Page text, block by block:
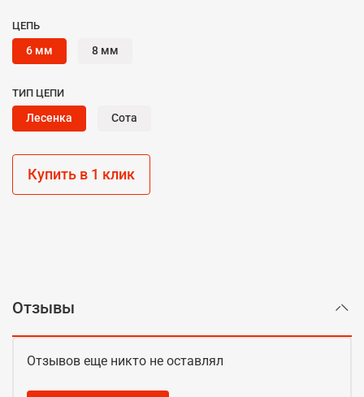
Купить в 1 клик
ЦЕПЬ
6 мм 8 мм
ТИП ЦЕПИ
Лесенка Сота
Отзывы
Отзывов еще никто не оставлял